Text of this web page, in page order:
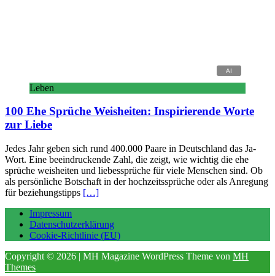
Leben
100 Ehe Sprüche Weisheiten: Inspirierende Worte
zur Liebe
Jedes Jahr geben sich rund 400.000 Paare in Deutschland das Ja-
Wort. Eine beeindruckende Zahl, die zeigt, wie wichtig die ehe
sprüche weisheiten und liebessprüche für viele Menschen sind. Ob
als persönliche Botschaft in der hochzeitssprüche oder als Anregung
für beziehungstipps […]
Impressum
Datenschutzerklärung
Cookie-Richtlinie (EU)
Copyright © 2026 | MH Magazine WordPress Theme von MH
Themes